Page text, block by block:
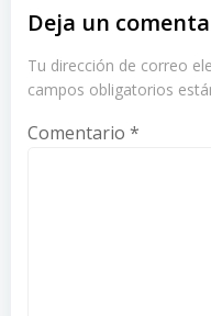
Deja un
Tu dirección de correo
campos obligatorios
Comentario *